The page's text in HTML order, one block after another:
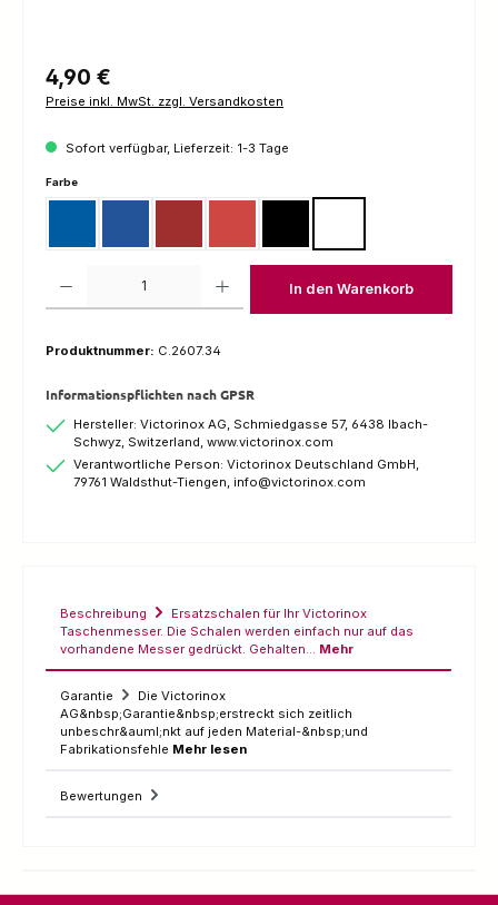
Regulärer Preis:
4,90 €
Preise inkl. MwSt. zzgl. Versandkosten
Sofort verfügbar, Lieferzeit: 1-3 Tage
Farbeauswählen
In den Warenkorb
Produktnummer: C.2607.34
Informationspflichten nach GPSR
Hersteller: Victorinox AG, Schmiedgasse 57, 6438 Ibach-
Schwyz, Switzerland, www.victorinox.com
Verantwortliche Person: Victorinox Deutschland GmbH,
79761 Waldsthut-Tiengen, info@victorinox.com
Beschreibung
Ersatzschalen für Ihr Victorinox
Taschenmesser. Die Schalen werden einfach nur auf das
vorhandene Messer gedrückt. Gehalten… Mehr
Garantie
Die Victorinox
AG&nbsp;Garantie&nbsp;erstreckt sich zeitlich
unbeschr&auml;nkt auf jeden Material-&nbsp;und
Fabrikationsfehle Mehr lesen
Bewertungen